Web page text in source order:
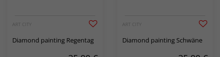
ART CITY
Diamond painting Regentag
ART CITY
Diamond painting Schwäne